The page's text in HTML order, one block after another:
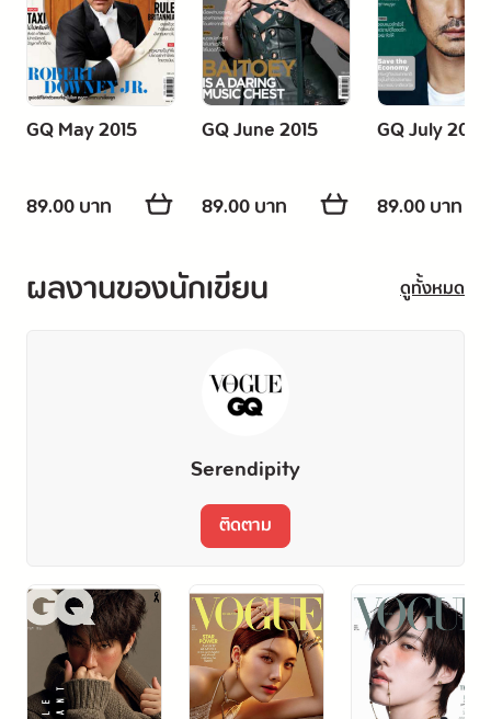
GQ May 2015
89.00 บาท
GQ June 2015
89.00 บาท
GQ July 2015
89.00 บาท
ผลงานของนักเขียน ดูทั้งหมด
Serendipity
ติดตาม